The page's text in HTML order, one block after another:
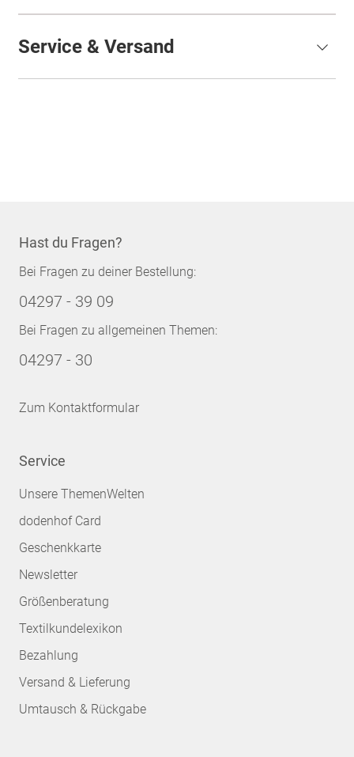
Service & Versand
Hast du Fragen?
Bei Fragen zu deiner Bestellung:
04297 - 39 09
Bei Fragen zu allgemeinen Themen:
04297 - 30
Zum Kontaktformular
Service
Unsere ThemenWelten
dodenhof Card
Geschenkkarte
Newsletter
Größenberatung
Textilkundelexikon
Bezahlung
Versand & Lieferung
Umtausch & Rückgabe